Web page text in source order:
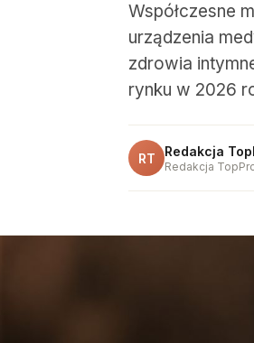
Współczesne
urządzenia
zdrowia
rynku w 2026
RT Redakcja
Redakcja